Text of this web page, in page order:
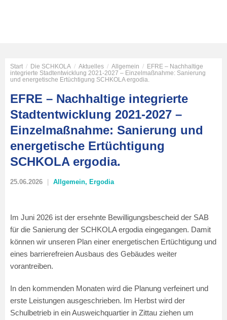
Start / Die SCHKOLA / Aktuelles / Allgemein / EFRE – Nachhaltige
integrierte Stadtentwicklung 2021-2027 – Einzelmaßnahme: Sanierung
und energetische Ertüchtigung SCHKOLA ergodia.
EFRE – Nachhaltige integrierte
Stadtentwicklung 2021-2027 –
Einzelmaßnahme: Sanierung und
energetische Ertüchtigung
SCHKOLA ergodia.
25.06.2026 Allgemein, Ergodia
Im Juni 2026 ist der ersehnte Bewilligungsbescheid der SAB
für die Sanierung der SCHKOLA ergodia eingegangen. Damit
können wir unseren Plan einer energetischen Ertüchtigung und
eines barrierefreien Ausbaus des Gebäudes weiter
vorantreiben.
In den kommenden Monaten wird die Planung verfeinert und
erste Leistungen ausgeschrieben. Im Herbst wird der
Schulbetrieb in ein Ausweichquartier in Zittau ziehen um